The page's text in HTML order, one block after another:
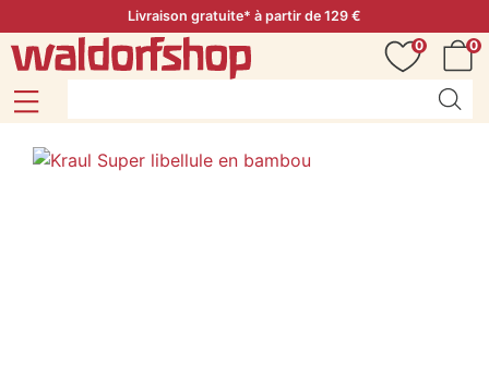
Livraison gratuite* à partir de 129 €
0
0